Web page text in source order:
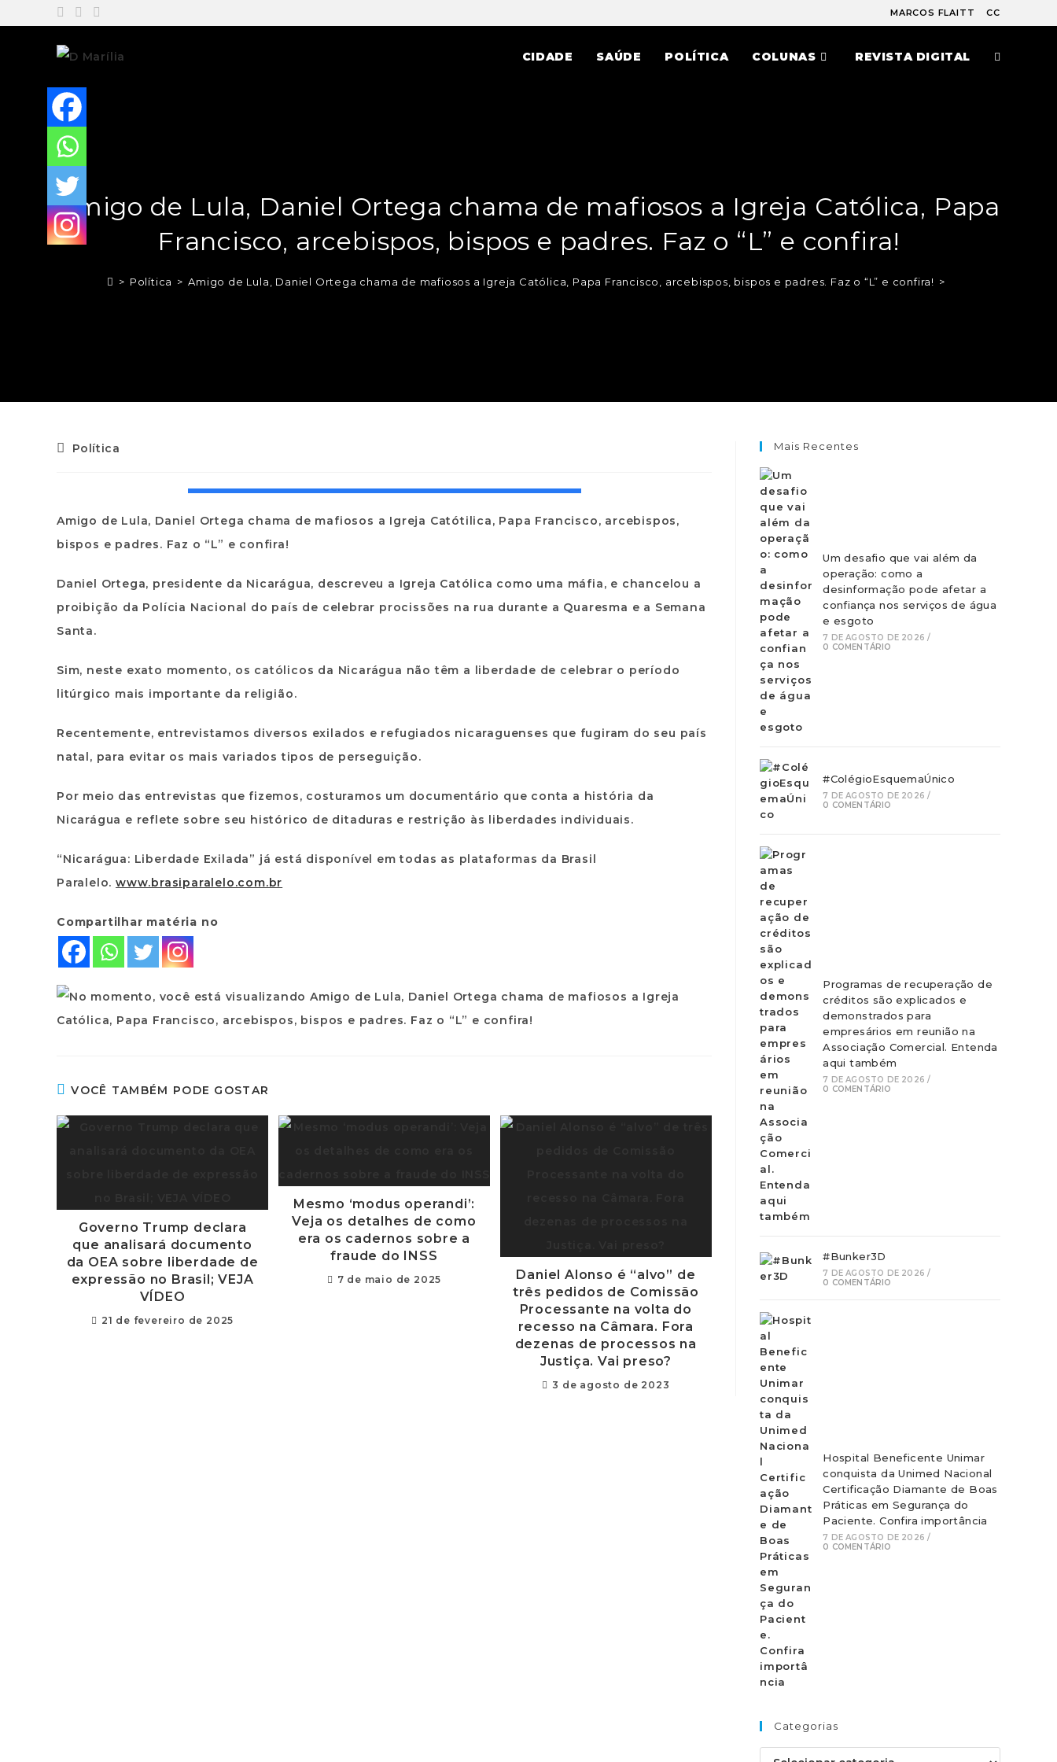
MARCOS FLAITT CC
CIDADE SAÚDE POLÍTICA COLUNAS REVISTA DIGITAL
Amigo de Lula, Daniel Ortega chama de mafiosos a Igreja Católica, Papa
Francisco, arcebispos, bispos e padres. Faz o “L” e confira!
> Política > Amigo de Lula, Daniel Ortega chama de mafiosos a Igreja Católica, Papa Francisco, arcebispos, bispos e padres. Faz o “L” e confira! >
Política
Amigo de Lula, Daniel Ortega chama de mafiosos a Igreja Catótilica, Papa Francisco, arcebispos,
bispos e padres. Faz o “L” e confira!
Daniel Ortega, presidente da Nicarágua, descreveu a Igreja Católica como uma máfia, e chancelou a
proibição da Polícia Nacional do país de celebrar procissões na rua durante a Quaresma e a Semana
Santa.
Sim, neste exato momento, os católicos da Nicarágua não têm a liberdade de celebrar o período
litúrgico mais importante da religião.
Recentemente, entrevistamos diversos exilados e refugiados nicaraguenses que fugiram do seu país
natal, para evitar os mais variados tipos de perseguição.
Por meio das entrevistas que fizemos, costuramos um documentário que conta a história da
Nicarágua e reflete sobre seu histórico de ditaduras e restrição às liberdades individuais.
“Nicarágua: Liberdade Exilada” já está disponível em todas as plataformas da Brasil
Paralelo.www.brasiparalelo.com.br
Compartilhar matéria no
VOCÊ TAMBÉM PODE GOSTAR
Governo Trump declara
que analisará documento
da OEA sobre liberdade de
expressão no Brasil; VEJA
VÍDEO
21 de fevereiro de 2025
Mesmo ‘modus operandi’:
Veja os detalhes de como
era os cadernos sobre a
fraude do INSS
7 de maio de 2025
Daniel Alonso é “alvo” de
três pedidos de Comissão
Processante na volta do
recesso na Câmara. Fora
dezenas de processos na
Justiça. Vai preso?
3 de agosto de 2023
Mais Recentes
Um desafio que vai além da
operação: como a
desinformação pode afetar a
confiança nos serviços de água
e esgoto
7 DE AGOSTO DE 2026 /
0 COMENTÁRIO
#ColégioEsquemaÚnico
7 DE AGOSTO DE 2026 /
0 COMENTÁRIO
Programas de recuperação de
créditos são explicados e
demonstrados para
empresários em reunião na
Associação Comercial. Entenda
aqui também
7 DE AGOSTO DE 2026 /
0 COMENTÁRIO
#Bunker3D
7 DE AGOSTO DE 2026 /
0 COMENTÁRIO
Hospital Beneficente Unimar
conquista da Unimed Nacional
Certificação Diamante de Boas
Práticas em Segurança do
Paciente. Confira importância
7 DE AGOSTO DE 2026 /
0 COMENTÁRIO
Categorias